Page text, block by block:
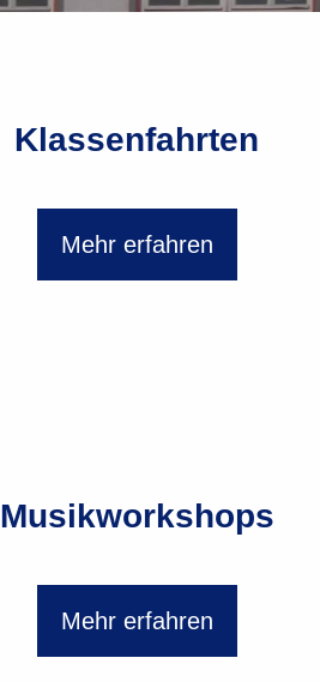
Klassenfahrten
Mehr erfahren
Musikworkshops
Mehr erfahren